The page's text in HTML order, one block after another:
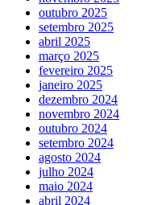
outubro 2025
setembro 2025
abril 2025
março 2025
fevereiro 2025
janeiro 2025
dezembro 2024
novembro 2024
outubro 2024
setembro 2024
agosto 2024
julho 2024
maio 2024
abril 2024